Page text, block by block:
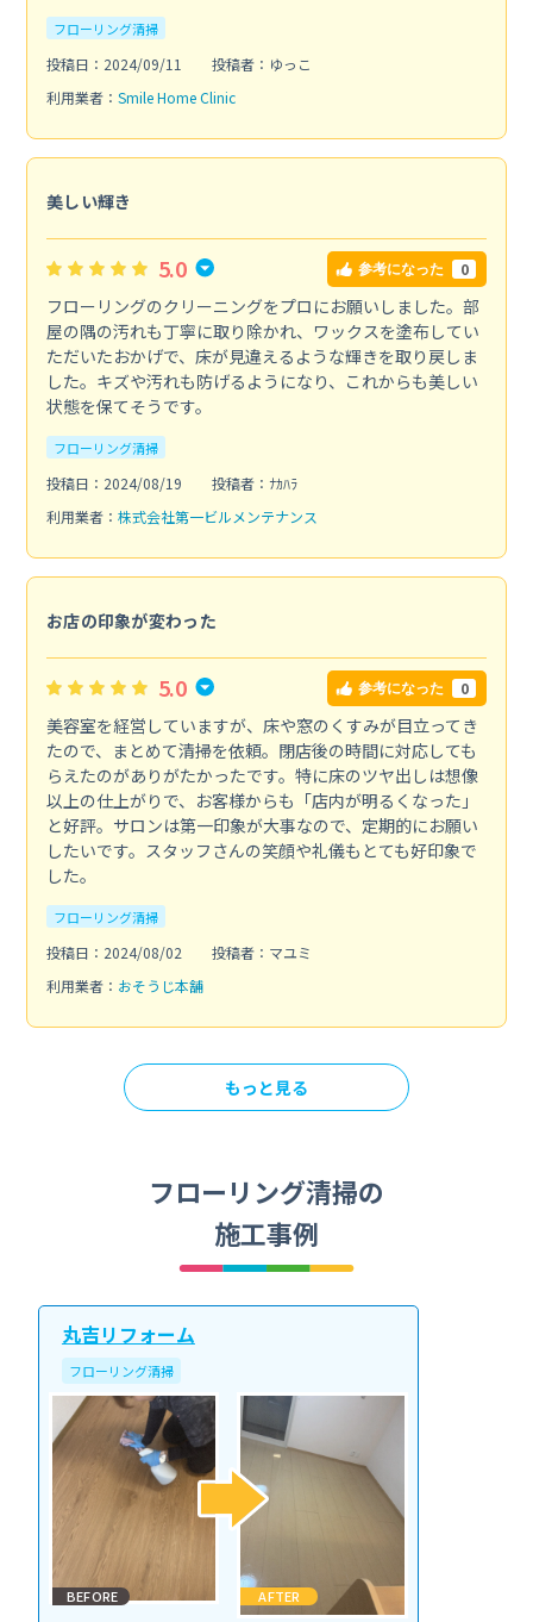
フローリング清掃
投稿日：2024/09/11
投稿者：ゆっこ
利用業者： Smile Home Clinic
美しい輝き
5.0 参考になった 0
フローリングのクリーニングをプロにお願いしました。部
屋の隅の汚れも丁寧に取り除かれ、ワックスを塗布してい
ただいたおかげで、床が見違えるような輝きを取り戻しま
した。キズや汚れも防げるようになり、これからも美しい
状態を保てそうです。
フローリング清掃
投稿日：2024/08/19
投稿者：ﾅｶﾊﾗ
利用業者： 株式会社第一ビルメンテナンス
お店の印象が変わった
5.0 参考になった 0
美容室を経営していますが、床や窓のくすみが目立ってき
たので、まとめて清掃を依頼。閉店後の時間に対応しても
らえたのがありがたかったです。特に床のツヤ出しは想像
以上の仕上がりで、お客様からも「店内が明るくなった」
と好評。サロンは第一印象が大事なので、定期的にお願い
したいです。スタッフさんの笑顔や礼儀もとても好印象で
した。
フローリング清掃
投稿日：2024/08/02
投稿者：マユミ
利用業者： おそうじ本舗
もっと見る
フローリング清掃の
施工事例
丸吉リフォーム
フローリング清掃
BEFORE AFTER